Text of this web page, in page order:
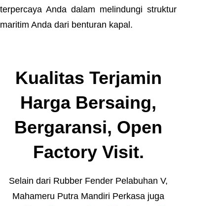
terpercaya Anda dalam melindungi struktur
maritim Anda dari benturan kapal.
Kualitas Terjamin
Harga Bersaing,
Bergaransi, Open
Factory Visit.
Selain dari Rubber Fender Pelabuhan V,
Mahameru Putra Mandiri Perkasa juga